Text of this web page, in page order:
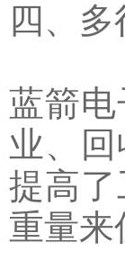
四、
蓝箭
业、
提高
重量来